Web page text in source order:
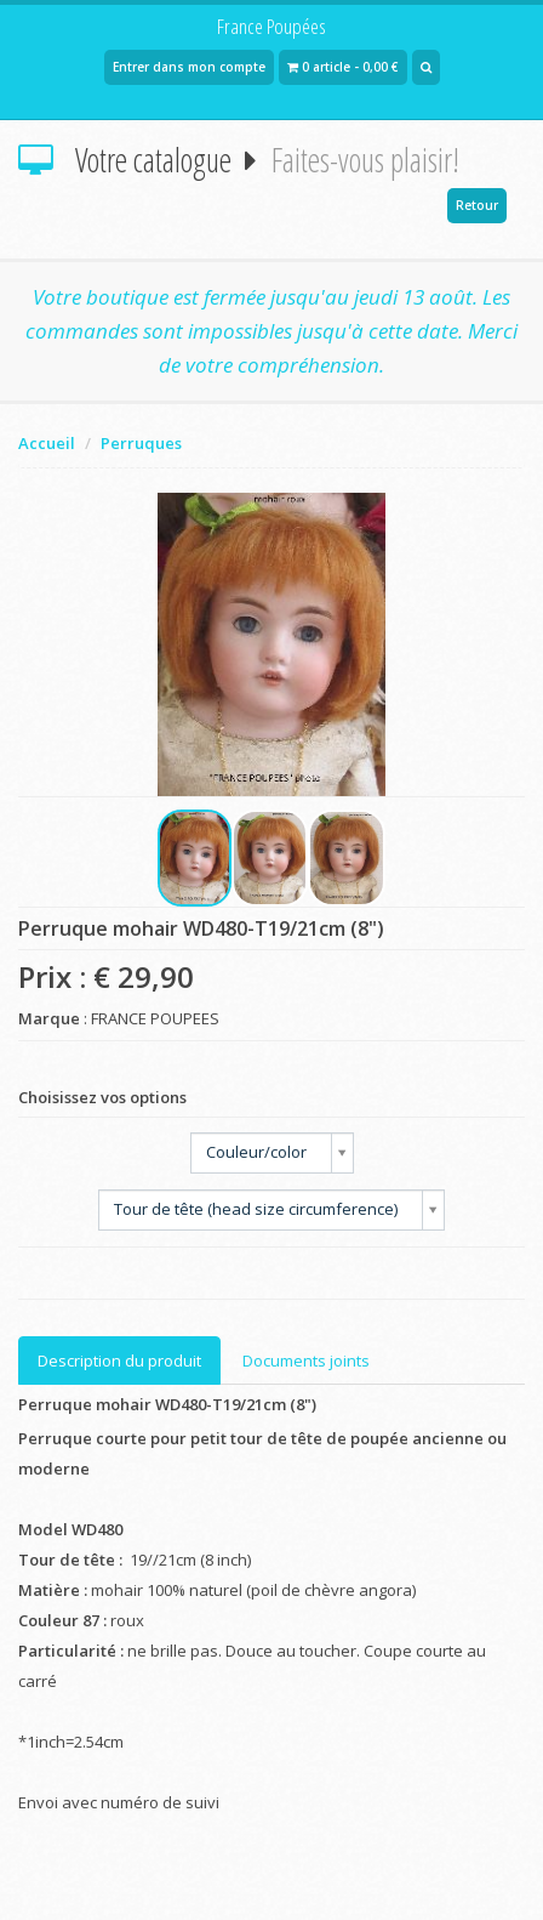
France Poupées
Entrer dans mon compte 0 article - 0,00 €
Votre catalogue Faites-vous plaisir!
Retour
Votre boutique est fermée jusqu'au jeudi 13 août. Les
commandes sont impossibles jusqu'à cette date. Merci
de votre compréhension.
Accueil Perruques
Perruque mohair WD480-T19/21cm (8")
Prix : € 29,90
Marque : FRANCE POUPEES
Choisissez vos options
Couleur/color
Tour de tête (head size circumference)
Description du produit
Documents joints
Perruque mohair WD480-T19/21cm (8")
Perruque courte pour petit tour de tête de poupée ancienne ou
moderne
Model WD480
Tour de tête : 19//21cm (8 inch)
Matière :mohair 100% naturel (poil de chèvre angora)
Couleur 87 :roux
Particularité :ne brille pas. Douce au toucher. Coupe courte au
carré
*1inch=2.54cm
Envoi avec numéro de suivi